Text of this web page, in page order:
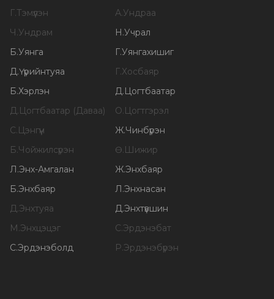
Г.Тэмүүлэн А.Ундраа
Ч .Ундрам Н .Учрал
Б.Уянга Г.Уянгахишиг
Д.Үүрийнтуяа Г.Хосбаяр
Б.Хэрлэн Д. Цогтбаатар
Д. Цогтбаатар (Даваа) О. Цогтгэрэл
С. Цэнгүүн Ж.Чинбүрэн
Б.Чойжилсүрэн Ө. Шижир
Л .Энх-Амгалан Ж.Энхбаяр
Б.Энхбаяр Л .Энхнасан
Д.Энхтуяа Д.Энхтүвшин
М .Энхцэцэг С.Эрдэнэбат
С.Эрдэнэболд Р.Эрдэнэбүрэн